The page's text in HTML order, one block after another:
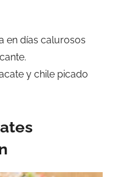
en días calurosos
y chile picado